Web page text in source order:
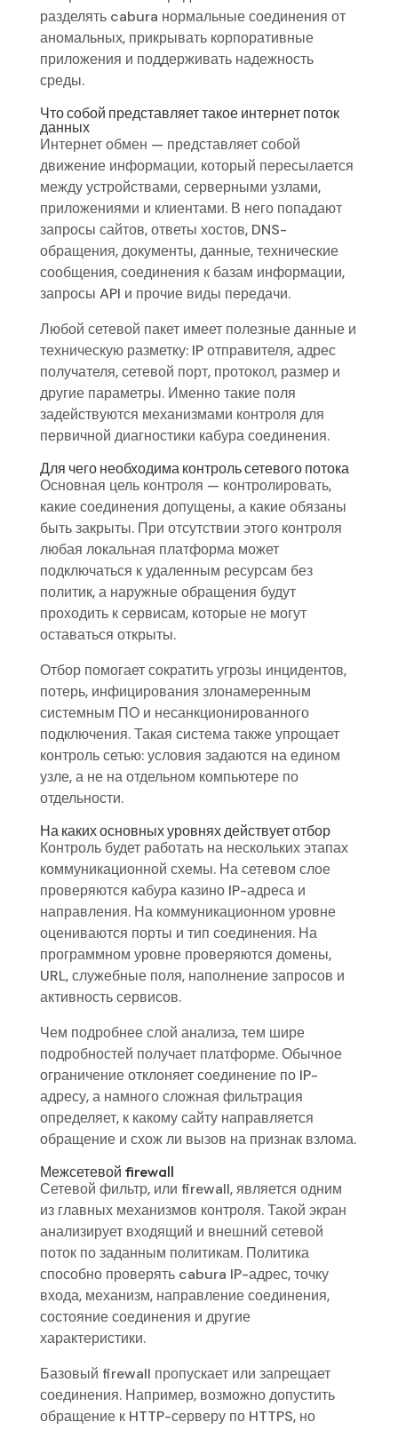
разделять cabura нормальные соединения от
аномальных, прикрывать корпоративные
приложения и поддерживать надежность
среды.
Что собой представляет такое интернет поток
данных
Интернет обмен — представляет собой
движение информации, который пересылается
между устройствами, серверными узлами,
приложениями и клиентами. В него попадают
запросы сайтов, ответы хостов, DNS-
обращения, документы, данные, технические
сообщения, соединения к базам информации,
запросы API и прочие виды передачи.
Любой сетевой пакет имеет полезные данные и
техническую разметку: IP отправителя, адрес
получателя, сетевой порт, протокол, размер и
другие параметры. Именно такие поля
задействуются механизмами контроля для
первичной диагностики кабура соединения.
Для чего необходима контроль сетевого потока
Основная цель контроля — контролировать,
какие соединения допущены, а какие обязаны
быть закрыты. При отсутствии этого контроля
любая локальная платформа может
подключаться к удаленным ресурсам без
политик, а наружные обращения будут
проходить к сервисам, которые не могут
оставаться открыты.
Отбор помогает сократить угрозы инцидентов,
потерь, инфицирования злонамеренным
системным ПО и несанкционированного
подключения. Такая система также упрощает
контроль сетью: условия задаются на едином
узле, а не на отдельном компьютере по
отдельности.
На каких основных уровнях действует отбор
Контроль будет работать на нескольких этапах
коммуникационной схемы. На сетевом слое
проверяются кабура казино IP-адреса и
направления. На коммуникационном уровне
оцениваются порты и тип соединения. На
программном уровне проверяются домены,
URL, служебные поля, наполнение запросов и
активность сервисов.
Чем подробнее слой анализа, тем шире
подробностей получает платформе. Обычное
ограничение отклоняет соединение по IP-
адресу, а намного сложная фильтрация
определяет, к какому сайту направляется
обращение и схож ли вызов на признак взлома.
Межсетевой firewall
Сетевой фильтр, или firewall, является одним
из главных механизмов контроля. Такой экран
анализирует входящий и внешний сетевой
поток по заданным политикам. Политика
способно проверять cabura IP-адрес, точку
входа, механизм, направление соединения,
состояние соединения и другие
характеристики.
Базовый firewall пропускает или запрещает
соединения. Например, возможно допустить
обращение к HTTP-серверу по HTTPS, но